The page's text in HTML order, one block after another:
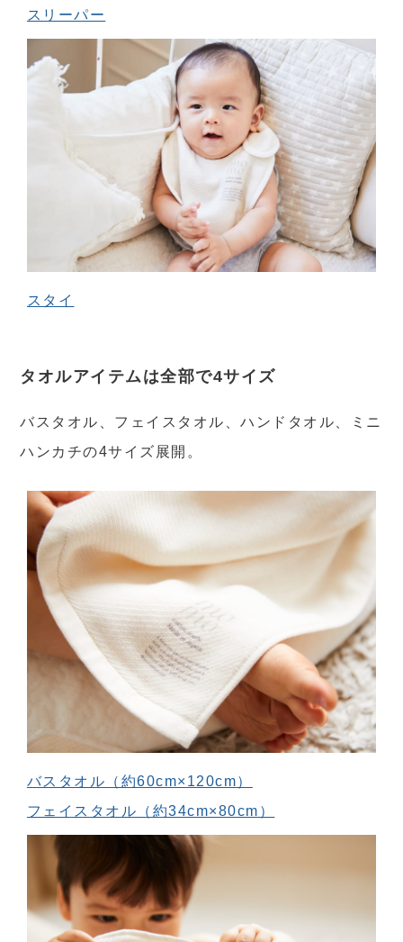
スリーパー
スタイ
タオルアイテムは全部で4サイズ
バスタオル、フェイスタオル、ハンドタオル、ミニ
ハンカチの4サイズ展開。
バスタオル（約60cm×120cm）
フェイスタオル（約34cm×80cm）